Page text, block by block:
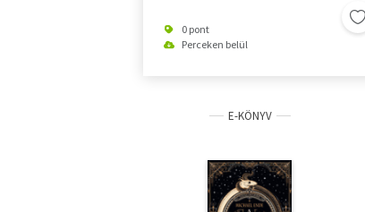
0 pont
Perceken belül
E-KÖNYV